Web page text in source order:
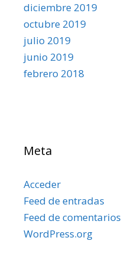
diciembre 2019
octubre 2019
julio 2019
junio 2019
febrero 2018
Meta
Acceder
Feed de entradas
Feed de comentarios
WordPress.org